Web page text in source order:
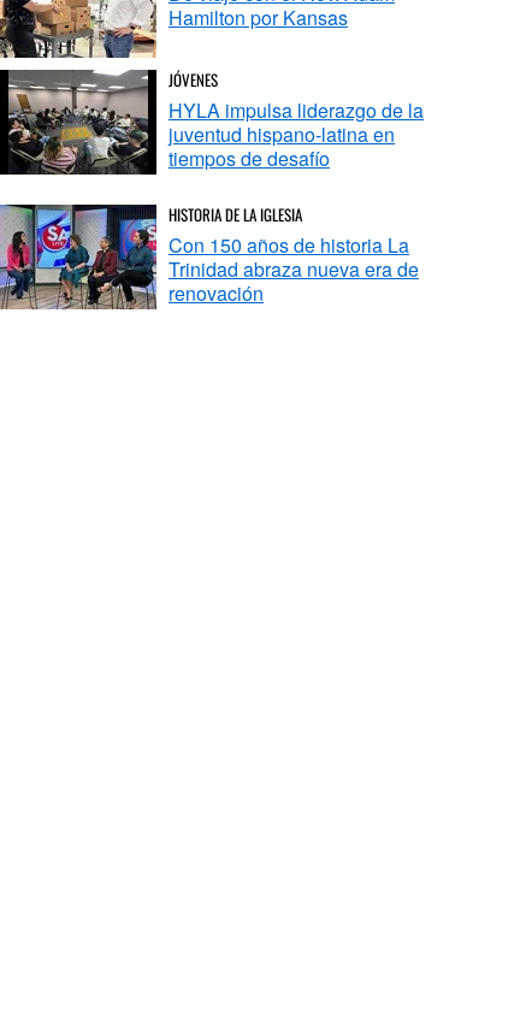
Hamilton por Kansas
JÓVENES
HYLA impulsa liderazgo de la
juventud hispano-latina en
tiempos de desafío
HISTORIA DE LA IGLESIA
Con 150 años de historia La
Trinidad abraza nueva era de
renovación